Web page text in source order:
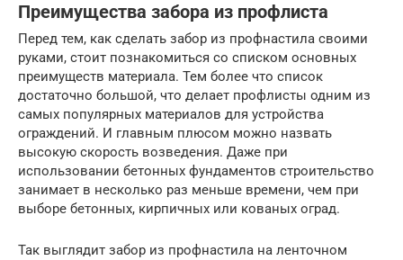
Преимущества забора из профлиста
Перед тем, как сделать забор из профнастила своими
руками, стоит познакомиться со списком основных
преимуществ материала. Тем более что список
достаточно большой, что делает профлисты одним из
самых популярных материалов для устройства
ограждений. И главным плюсом можно назвать
высокую скорость возведения. Даже при
использовании бетонных фундаментов строительство
занимает в несколько раз меньше времени, чем при
выборе бетонных, кирпичных или кованых оград.
Так выглядит забор из профнастила на ленточном